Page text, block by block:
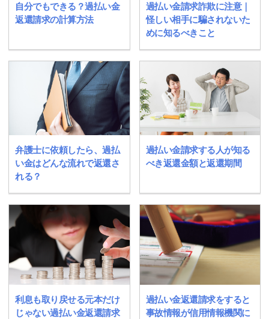
自分でもできる？過払い金
返還請求の計算方法
過払い金請求詐欺に注意｜
怪しい相手に騙されないた
めに知るべきこと
弁護士に依頼したら、過払
い金はどんな流れで返還さ
れる？
過払い金請求する人が知る
べき返還金額と返還期間
利息も取り戻せる元本だけ
じゃない過払い金返還請求
過払い金返還請求をすると
事故情報が信用情報機関に